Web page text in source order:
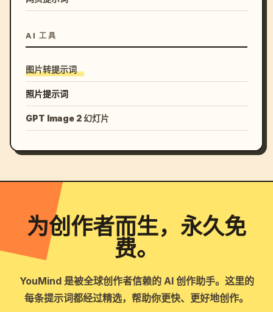
AI 工具
图片转提示词
照片提示词
GPT Image 2 幻灯片
为创作者而生，永久免
费。
YouMind 是被全球创作者信赖的 AI 创作助手。这里的
每条提示词都经过精选，帮助你更快、更好地创作。